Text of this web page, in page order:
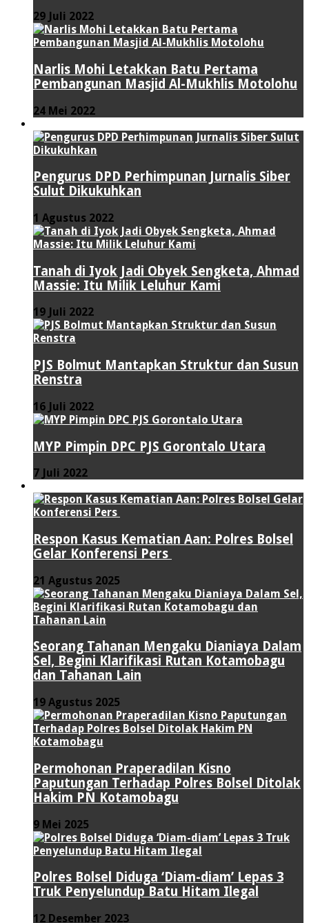
29 Juli 2022
Narlis Mohi Letakkan Batu Pertama
Pembangunan Masjid Al-Mukhlis Motolohu
24 Mei 2022
Pengurus DPD Perhimpunan Jurnalis Siber
Sulut Dikukuhkan
1 Agustus 2022
Tanah di Iyok Jadi Obyek Sengketa, Ahmad
Massie: Itu Milik Leluhur Kami
19 Juli 2022
PJS Bolmut Mantapkan Struktur dan Susun
Renstra
16 Juli 2022
MYP Pimpin DPC PJS Gorontalo Utara
7 Juli 2022
Respon Kasus Kematian Aan: Polres Bolsel
Gelar Konferensi Pers
21 Agustus 2025
Seorang Tahanan Mengaku Dianiaya Dalam
Sel, Begini Klarifikasi Rutan Kotamobagu
dan Tahanan Lain
19 Agustus 2025
Permohonan Praperadilan Kisno
Paputungan Terhadap Polres Bolsel Ditolak
Hakim PN Kotamobagu
9 Mei 2025
Polres Bolsel Diduga ‘Diam-diam’ Lepas 3
Truk Penyelundup Batu Hitam Ilegal
12 Desember 2023